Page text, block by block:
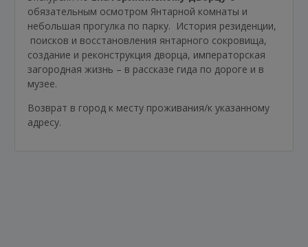
обязательным осмотром Янтарной комнаты и
небольшая прогулка по парку. История резиденции,
поисков и восстановления янтарного сокровища,
создание и реконструкция дворца, императорская
загородная жизнь – в рассказе гида по дороге и в
музее.
Возврат в город к месту проживания/к указанному
адресу.